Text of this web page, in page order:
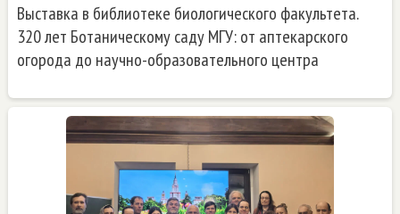
Выставка в библиотеке биологического факультета.
320 лет Ботаническому саду МГУ: от аптекарского
огорода до научно-образовательного центра